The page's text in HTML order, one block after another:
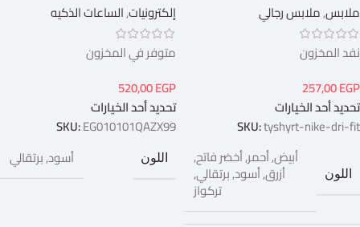
ملابس,ملابس رجالي
نفد المخزون
257,00EGP
تحديد أحد الخيارات
SKU:tyshyrt-nike-dri-fit
اللون
أبيض,أحمر,أخضر فاتح,
أزرق,أسود,برتقالي,
تركواز
إلكترونيات,الساعات الذكيه
متوفر في المخزون
520,00EGP
تحديد أحد الخيارات
SKU:EG010101QAZX99
اللون أسود,برتقالي